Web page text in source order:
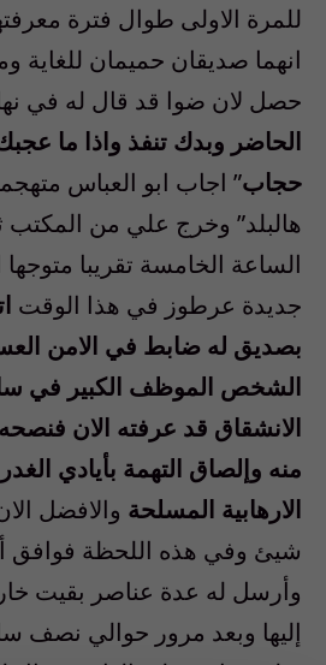
للمرة الاولى طوال فترة
انهما صديقان حميمان للغاية
حصل لان ضوا قد قال له في
الحاضر وبدك تنفذ واذا ما
حجاب” اجاب ابو العباس
هالبلد” وخرج علي من المكتب
الساعة الخامسة تقريبا
جديدة عرطوز في هذا الوقت
بصديق له ضابط في الامن
الشخص الموظف الكبير في
الانشقاق قد عرفته الان
منه وإلصاق التهمة بأيادي
الارهابية المسلحة والافضل
شيئ وفي هذه اللحظة فوافق
وأرسل له عدة عناصر بقيت
إليها وبعد مرور حوالي نصف